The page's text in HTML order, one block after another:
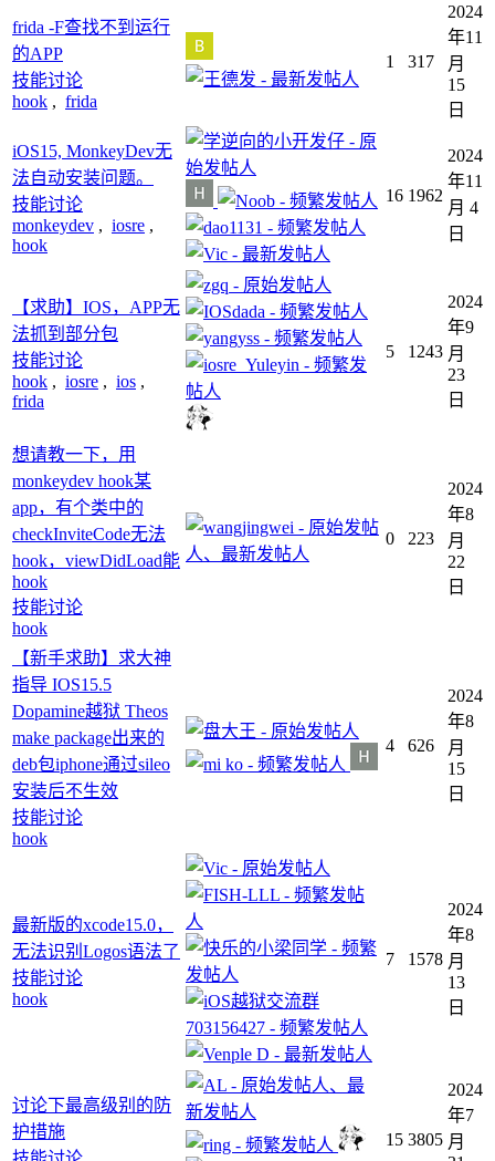
frida -F查找不到运行
的APP
技能讨论
hook , frida
1 317
2024
年11
月
15
日
iOS15, MonkeyDev无
法自动安装问题。
技能讨论
monkeydev , iosre ,
hook
16 1962
2024
年11
月 4
日
【求助】IOS，APP无
法抓到部分包
技能讨论
hook , iosre , ios ,
frida
5 1243
2024
年9
月
23
日
想请教一下，用
monkeydev hook某
app，有个类中的
checkInviteCode无法
hook，viewDidLoad能
hook
技能讨论
hook
0 223
2024
年8
月
22
日
【新手求助】求大神
指导 IOS15.5
Dopamine越狱 Theos
make package出来的
deb包iphone通过sileo
安装后不生效
技能讨论
hook
4 626
2024
年8
月
15
日
最新版的xcode15.0，
无法识别Logos语法了
技能讨论
hook
7 1578
2024
年8
月
13
日
讨论下最高级别的防
护措施
15 3805
2024
年7
月